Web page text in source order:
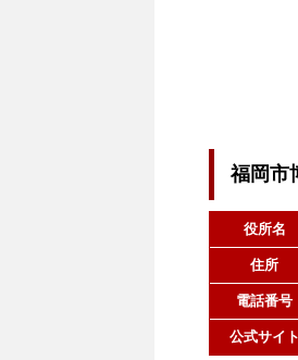
福岡市
役所名
住所
電話番号
公式サイト